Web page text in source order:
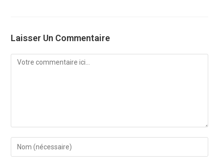
Laisser Un Commentaire